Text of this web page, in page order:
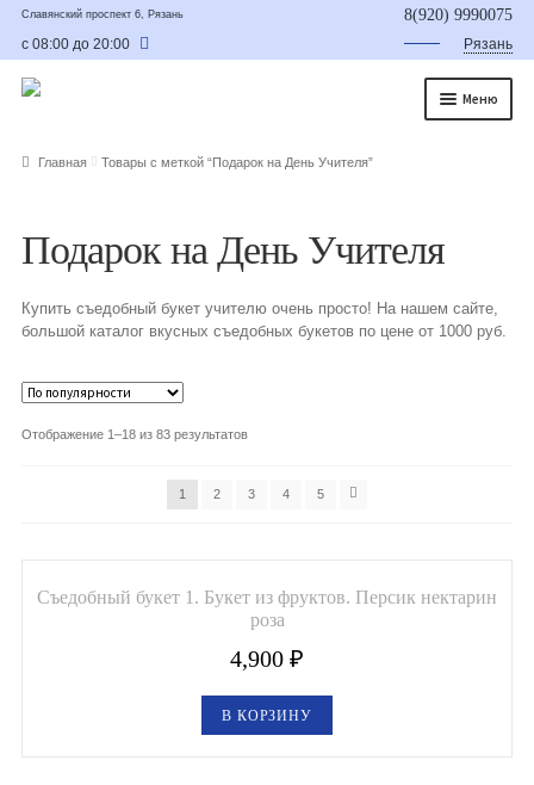
Славянский проспект 6, Рязань
с 08:00 до 20:00
8(920) 9990075
Рязань
Меню
Каталог
Съедобные букеты
Букет из фруктов и овощей
Букеты из сухофруктов и орехов
Овощные букеты
Главная Товары с меткой “Подарок на День Учителя”
Подарок на День Учителя
Купить съедобный букет учителю очень просто! На нашем сайте,
большой каталог вкусных съедобных букетов по цене от 1000 руб.
Отображение 1–18 из 83 результатов
1 2 3 4 5
Съедобный букет 1. Букет из фруктов. Персик нектарин
роза
4,900 ₽
В КОРЗИНУ